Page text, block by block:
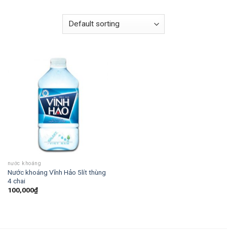
nước khoáng
Nước khoáng Vĩnh Hảo 5lít thùng
4 chai
100,000₫